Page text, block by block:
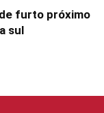
furto próximo
sul